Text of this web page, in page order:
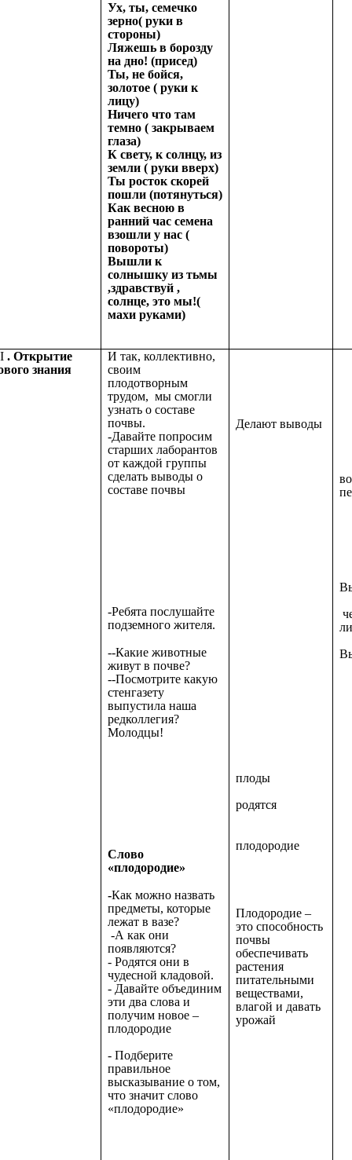
Ух, ты, семечко
зерно( руки в
стороны)
Ляжешь в борозду
на дно! (присед)
Ты, не бойся,
золотое ( руки к
лицу)
Ничего что там
темно ( закрываем
глаза)
К свету, к солнцу, из
земли ( руки вверх)
Ты росток скорей
пошли (потянуться)
Как весною в
ранний час семена
взошли у нас (
повороты)
Вышли к
солнышку из тьмы
,здравствуй ,
солнце, это мы!(
махи руками)
. Открытие
знания
И так, коллективно,
своим
плодотворным
трудом, мы смогли
узнать о составе
почвы.
-Давайте попросим
старших лаборантов
от каждой группы
сделать выводы о
составе почвы
-Ребята послушайте
подземного жителя.
--Какие животные
живут в почве?
--Посмотрите какую
стенгазету
выпустила наша
редколлегия?
Молодцы!
Cлово
«плодородие»
-Как можно назвать
предметы, которые
лежат в вазе?
-А как они
появляются?
- Родятся они в
чудесной кладовой.
- Давайте объединим
эти два слова и
получим новое –
плодородие
- Подберите
правильное
высказывание о том,
что значит слово
«плодородие»
Делают выводы
плоды
родятся
плодородие
Плодородие –
это способность
почвы
обеспечивать
растения
питательными
веществами,
влагой и давать
урожай